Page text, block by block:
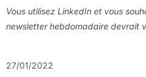
Vous utilisez LinkedIn et vous
newsletter hebdomadaire devrait
27/01/2022